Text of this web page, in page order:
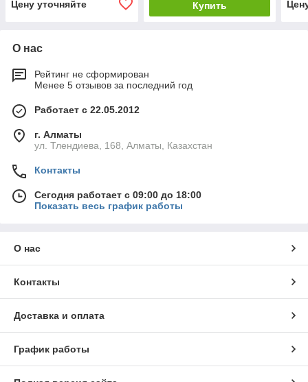
Цену уточняйте Купить
О нас
Рейтинг не сформирован
Менее 5 отзывов за последний год
Работает с 22.05.2012
г. Алматы
ул. Тлендиева, 168, Алматы, Казахстан
Контакты
Сегодня работает с 09:00 до 18:00
Показать весь график работы
О нас
Контакты
Доставка и оплата
График работы